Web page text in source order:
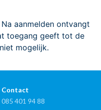
aanmelden ontvangt
toegang geeft tot de
mogelijk.
Contact
085 401 94 88